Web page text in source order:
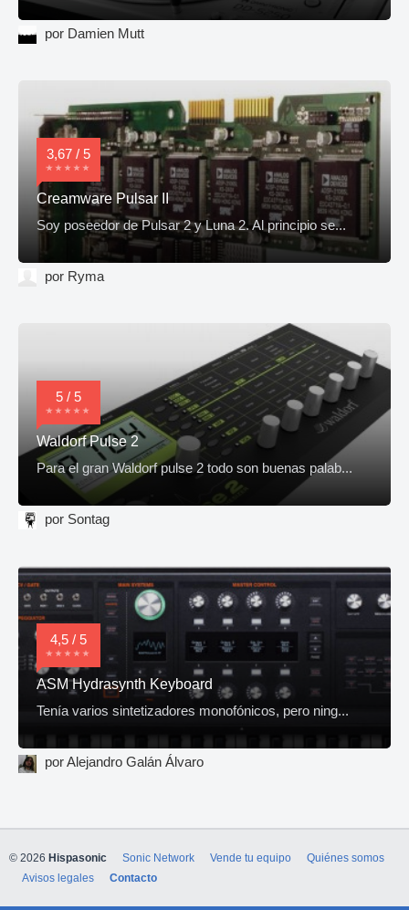
por Damien Mutt
3,67 / 5
Creamware Pulsar II
Soy poseedor de Pulsar 2 y Luna 2. Al principio se...
por Ryma
5 / 5
Waldorf Pulse 2
Para el gran Waldorf pulse 2 todo son buenas palab...
por Sontag
4,5 / 5
ASM Hydrasynth Keyboard
Tenía varios sintetizadores monofónicos, pero ning...
por Alejandro Galán Álvaro
© 2026 Hispasonic Sonic Network Vende tu equipo
Quiénes somos
Avisos legales
Contacto